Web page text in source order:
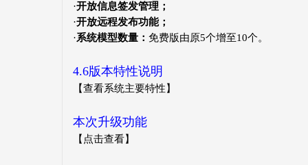
·开放信息签发管理；
·开放远程发布功能；
·系统模型数量： 免费版由原5个增至10个。
4.6版本特性说明
【查看系统主要特性 】
本次升级功能
【 点击查看】